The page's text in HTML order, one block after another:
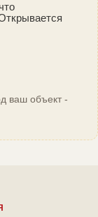
ваш объект -